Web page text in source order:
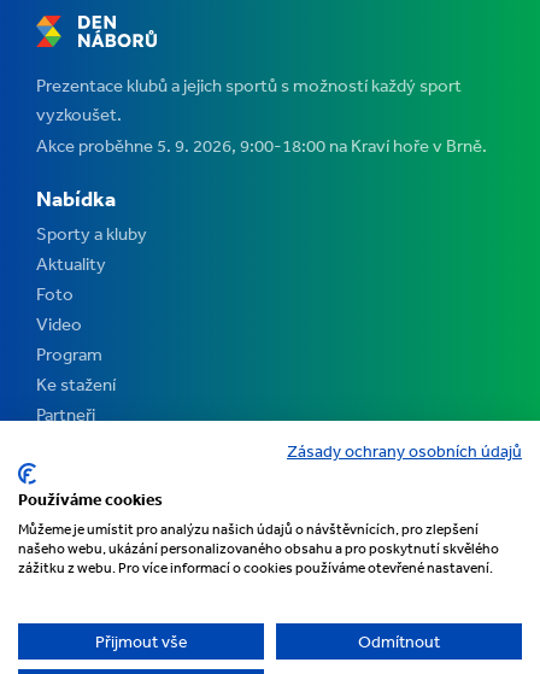
Prezentace klubů a jejich sportů s možností každý sport
vyzkoušet.
Akce proběhne 5. 9. 2026, 9:00-18:00 na Kraví hoře v Brně.
Nabídka
Sporty a kluby
Aktuality
Foto
Video
Program
Ke stažení
Partneři
Pořadatelé
Zásady ochrany osobních údajů
Používáme cookies
Můžeme je umístit pro analýzu našich údajů o návštěvnících, pro zlepšení
našeho webu, ukázání personalizovaného obsahu a pro poskytnutí skvělého
zážitku z webu. Pro více informací o cookies používáme otevřené nastavení.
Přijmout vše Odmítnout